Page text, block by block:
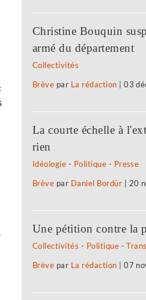
Christine Bouquin
armé du département
Collectivités
Brève par La rédaction |03
La courte échelle à
rien
Idéologie - Politique - Presse
Brève par Daniel Bordür 20
Une pétition contre la
Collectivités - Politique -
Brève par La rédaction |07